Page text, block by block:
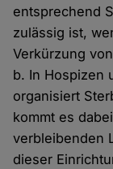
entsprechend
zulässig ist,
Verkürzung
b. In Hospizen
organisiert
kommt es
verbleibenden
dieser